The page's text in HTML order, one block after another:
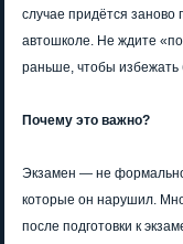
случае придётся заново
автошколе. Не ждите
раньше, чтобы избежать
Почему это важно?
Экзамен — не
которые он нарушил.
после подготовки к